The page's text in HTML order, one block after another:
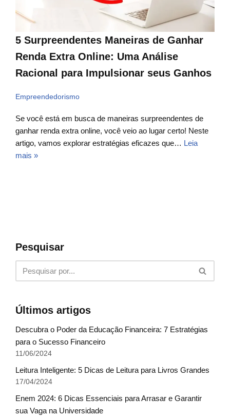
5 Surpreendentes Maneiras de Ganhar
Renda Extra Online: Uma Análise
Racional para Impulsionar seus Ganhos
Empreendedorismo
Se você está em busca de maneiras surpreendentes de
ganhar renda extra online, você veio ao lugar certo! Neste
artigo, vamos explorar estratégias eficazes que… Leia
mais »
Pesquisar
Últimos artigos
Descubra o Poder da Educação Financeira: 7 Estratégias
para o Sucesso Financeiro
11/06/2024
Leitura Inteligente: 5 Dicas de Leitura para Livros Grandes
17/04/2024
Enem 2024: 6 Dicas Essenciais para Arrasar e Garantir
sua Vaga na Universidade